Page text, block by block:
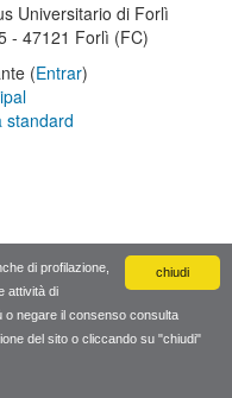
chiudi
di profilazione,
attività di
o negare il consenso consulta
del sito o cliccando su "chiudi"
Universitario di Forlì
- 47121 Forlì (FC)
(Entrar)
standard